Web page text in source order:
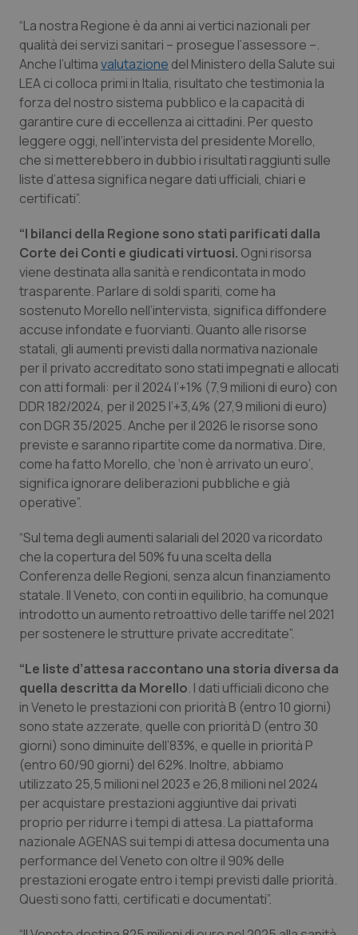
Sardegna
Sicilia
Toscana
Umbria
Veneto
Malattia di Crohn & Rettocolite Ulcerosa
Neuroscienze & patologie neurodegenerative
Obesità
Oftalmologia
Oncoematologia
Oncologia & Nutrizione
Psoriasi & pelle
Quotidiano Cardiologia
Quotidiano Chirurgia
Quotidiano Oncologia
Quotidiano Pediatria
Rene & patologie urogenitali
Salute orale & impianti
Sangue & coagulazione
Tiroide
Tumore al seno
Tumore ovarico
Tumori del Polmone & Testa Collo
Tumori gastrointestinali
Ulcera & Reflusso
Vaccini
“La nostra Regione è da anni ai vertici nazionali per
qualità dei servizi sanitari – prosegue l’assessore –.
Anche l’ultimavalutazione del Ministero della Salute sui
LEA ci colloca primi in Italia, risultato che testimonia la
forza del nostro sistema pubblico e la capacità di
garantire cure di eccellenza ai cittadini. Per questo
leggere oggi, nell’intervista del presidente Morello,
che si metterebbero in dubbio i risultati raggiunti sulle
liste d’attesa significa negare dati ufficiali, chiari e
certificati”.
“I bilanci della Regione sono stati parificati dalla
Corte dei Conti e giudicati virtuosi. Ogni risorsa
viene destinata alla sanità e rendicontata in modo
trasparente. Parlare di soldi spariti, come ha
sostenuto Morello nell’intervista, significa diffondere
accuse infondate e fuorvianti. Quanto alle risorse
statali, gli aumenti previsti dalla normativa nazionale
per il privato accreditato sono stati impegnati e allocati
con atti formali: per il 2024 l’+1% (7,9 milioni di euro) con
DDR 182/2024, per il 2025 l’+3,4% (27,9 milioni di euro)
con DGR 35/2025. Anche per il 2026 le risorse sono
previste e saranno ripartite come da normativa. Dire,
come ha fatto Morello, che ‘non è arrivato un euro’,
significa ignorare deliberazioni pubbliche e già
operative”.
“Sul tema degli aumenti salariali del 2020 va ricordato
che la copertura del 50% fu una scelta della
Conferenza delle Regioni, senza alcun finanziamento
statale. Il Veneto, con conti in equilibrio, ha comunque
introdotto un aumento retroattivo delle tariffe nel 2021
per sostenere le strutture private accreditate”.
“Le liste d’attesa raccontano una storia diversa da
quella descritta da Morello. I dati ufficiali dicono che
in Veneto le prestazioni con priorità B (entro 10 giorni)
sono state azzerate, quelle con priorità D (entro 30
giorni) sono diminuite dell’83%, e quelle in priorità P
(entro 60/90 giorni) del 62%. Inoltre, abbiamo
utilizzato 25,5 milioni nel 2023 e 26,8 milioni nel 2024
per acquistare prestazioni aggiuntive dai privati
proprio per ridurre i tempi di attesa. La piattaforma
nazionale AGENAS sui tempi di attesa documenta una
performance del Veneto con oltre il 90% delle
prestazioni erogate entro i tempi previsti dalle priorità.
Questi sono fatti, certificati e documentati”.